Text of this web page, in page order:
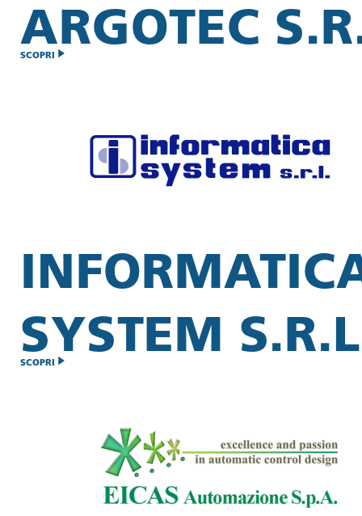
ARGOTEC
SCOPRI
SYSTEM
SCOPRI